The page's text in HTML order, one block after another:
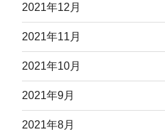
2021年12月
2021年11月
2021年10月
2021年9月
2021年8月